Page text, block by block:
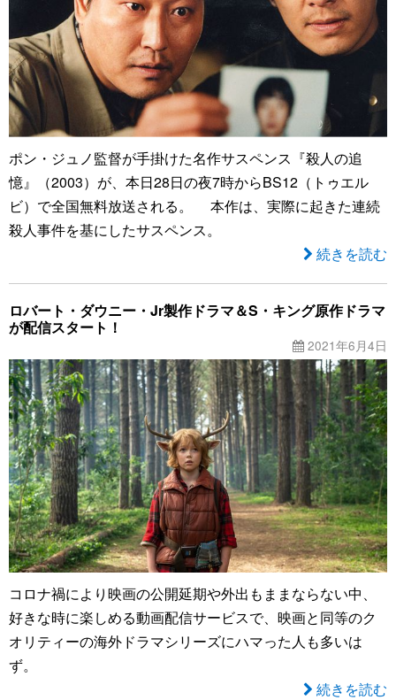
ポン・ジュノ監督が手掛けた名作サスペンス『殺人の追
憶』（2003）が、本日28日の夜7時からBS12（トゥエル
ビ）で全国無料放送される。 本作は、実際に起きた連続
殺人事件を基にしたサスペンス。
続きを読む
ロバート・ダウニー・Jr製作ドラマ＆S・キング原作ドラマ
が配信スタート！
2021年6月4日
コロナ禍により映画の公開延期や外出もままならない中、
好きな時に楽しめる動画配信サービスで、映画と同等のク
オリティーの海外ドラマシリーズにハマった人も多いは
ず。
続きを読む